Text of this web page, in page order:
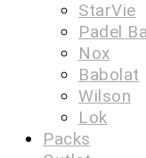
StarVie
Padel
Nox
Babolat
Wilson
Lok
Packs